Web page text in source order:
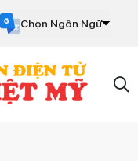
Chọn Ngôn Ngữ